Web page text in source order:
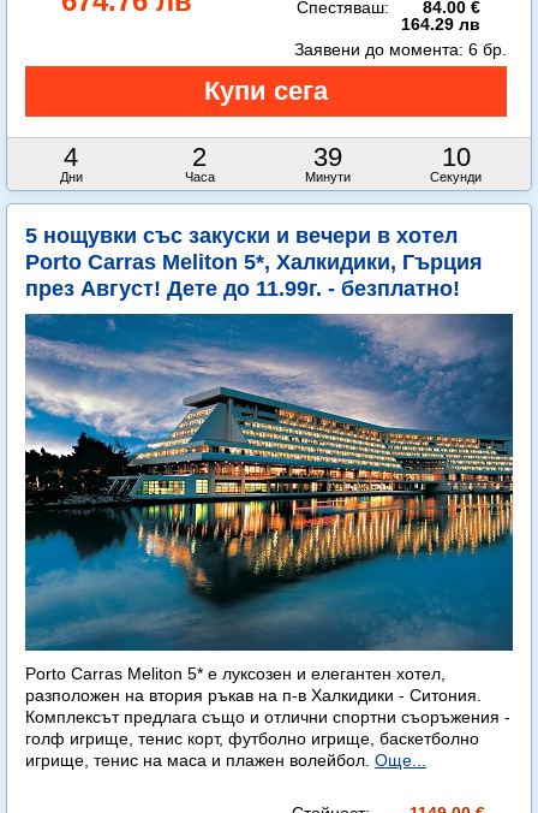
Спестяваш:
84.00 €
164.29 лв
4
Дни
2
Часа
39
Минути
8
Секунди
Заявени до момента: 6 бр.
5 нощувки със закуски и вечери в хотел
Porto Carras Meliton 5*, Халкидики, Гърция
през Август! Дете до 11.99г. - безплатно!
Porto Carras Meliton 5* е луксозен и елегантен хотел,
разположен на втория ръкав на п-в Халкидики - Ситония.
Комплексът предлага също и отлични спортни съоръжения -
голф игрище, тенис корт, футболно игрище, баскетболно
игрище, тенис на маса и плажен волейбол. Още...